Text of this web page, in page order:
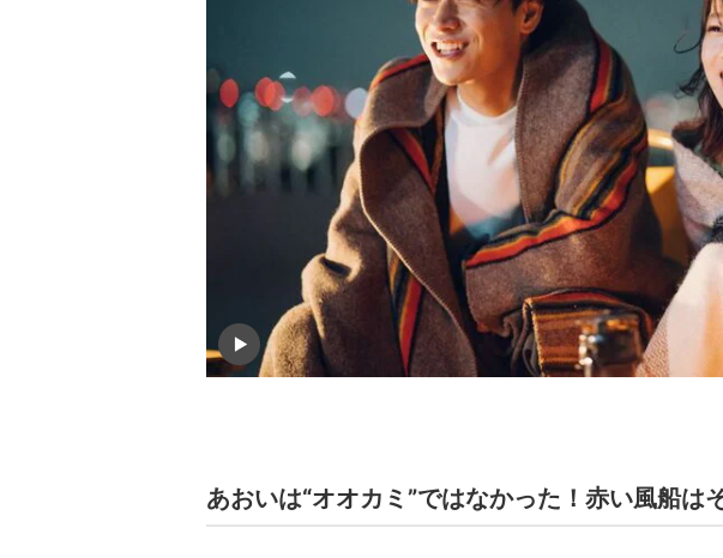
あおいは“オオカミ”ではなかった！赤い風船は